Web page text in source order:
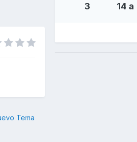
Tema
3 14 a